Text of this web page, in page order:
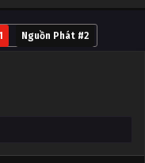
Nguồn Phát #2
45